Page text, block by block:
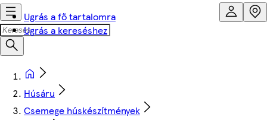
Ugrás a fő tartalomra
Ugrás a kereséshez
Húsáru
Csemege húskészítmények